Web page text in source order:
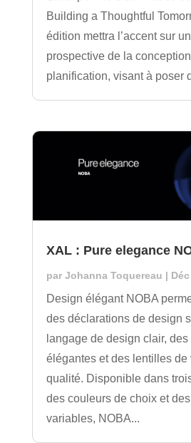
Building a Thoughtful
édition mettra l’accent sur
prospective de la
planification, visant à poser
XAL : Pure elegance
par Johanna Toquereau |
Design élégant NOBA
des déclarations de design
langage de design clair,
élégantes et des lentilles de
qualité. Disponible dans
des couleurs de choix et
variables, NOBA...